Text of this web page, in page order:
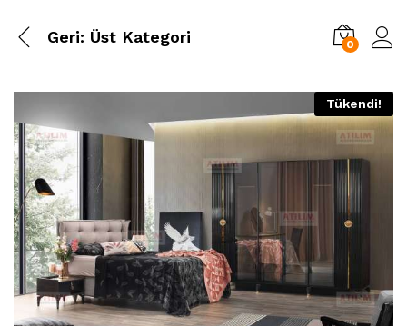
Geri: Üst Kategori 0
Tükendi!